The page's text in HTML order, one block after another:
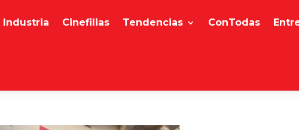
Industria Cinefilias Tendencias ConTodas